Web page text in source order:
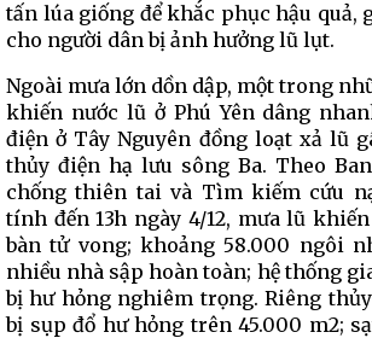
tấn lúa giống để khắc phục hậu quả,
cho người dân bị ảnh hưởng lũ lụt.
Ngoài mưa lớn dồn dập, một trong
khiến nước lũ ở Phú Yên dâng
điện ở Tây Nguyên đồng loạt xả lũ
thủy điện hạ lưu sông Ba. Theo
chống thiên tai và Tìm kiếm cứu
tính đến 13h ngày 4/12, mưa lũ
bàn tử vong; khoảng 58.000 ngôi
nhiều nhà sập hoàn toàn; hệ thống
bị hư hỏng nghiêm trọng. Riêng
bị sụp đổ hư hỏng trên 45.000 m2;